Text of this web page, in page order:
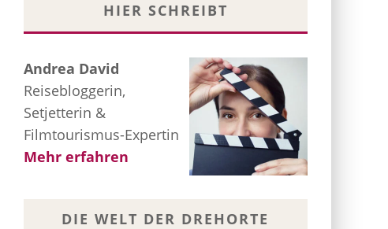
HIER SCHREIBT
Andrea David
Reisebloggerin,
Setjetterin &
Filmtourismus-Expertin
Mehr erfahren
DIE WELT DER DREHORTE